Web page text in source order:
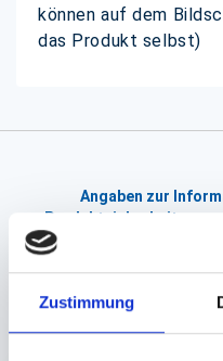
Zustimmung
können auf dem
das Produkt selbst)
Angaben zur
Bullhamm 24-26, D-
Unsere